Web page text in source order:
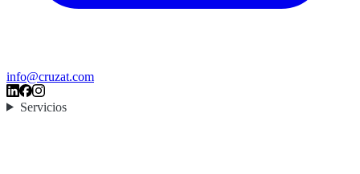
info@cruzat.com
Servicios